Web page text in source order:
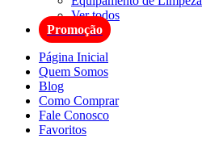
Ver todos
Promoção
Página Inicial
Quem Somos
Blog
Como Comprar
Fale Conosco
Favoritos